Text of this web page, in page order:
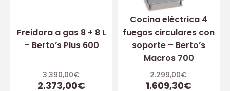
Freidora a gas 8 + 8 L
– Berto’s Plus 600
3.390,00€
2.373,00€
Cocina eléctrica 4
fuegos circulares con
soporte – Berto’s
Macros 700
2.299,00€
1.609,30€